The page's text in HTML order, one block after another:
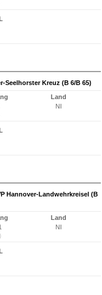
Seelhorster Kreuz (B 6/B 65)
Land
NI
Hannover-Landwehrkreisel (B
Land
NI